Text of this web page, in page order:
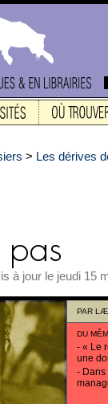
> Les dérives
à jour le jeudi 15
PAR
DU
- « Le
une
-